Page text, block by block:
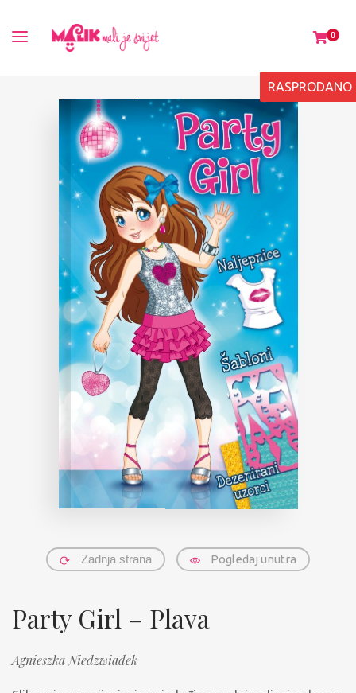
0
Zadnja strana Pogledaj unutra
RASPRODANO
Party Girl – Plava
Agnieszka Niedzwiadek